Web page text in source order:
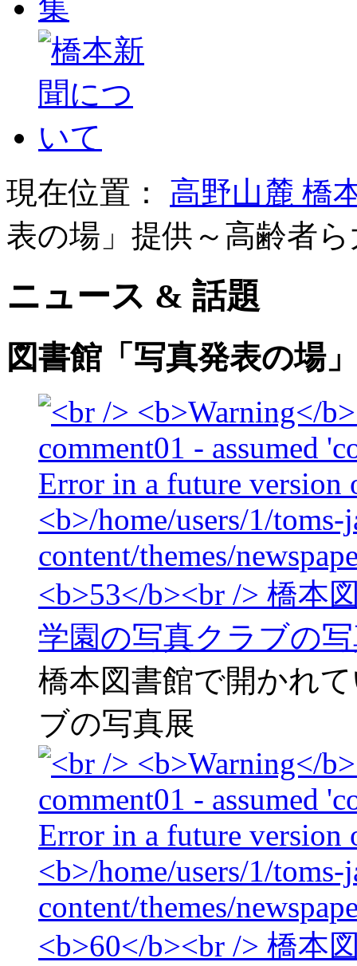
現在位置： 高野山麓 橋
表の場」提供～高齢者
ニュース & 話題
図書館「写真発表の場
橋本図書館で開かれ
ブの写真展